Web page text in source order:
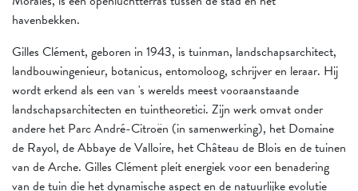
havenbekken.
Gilles Clément, geboren in 1943, is tuinman, landschapsarchitect,
landbouwingenieur, botanicus, entomoloog, schrijver en leraar. Hij
wordt erkend als een van 's werelds meest vooraanstaande
landschapsarchitecten en tuintheoretici. Zijn werk omvat onder
andere het Parc André-Citroën (in samenwerking), het Domaine
de Rayol, de Abbaye de Valloire, het Château de Blois en de tuinen
van de Arche. Gilles Clément pleit energiek voor een benadering
van de tuin die het dynamische aspect en de natuurlijke evolutie